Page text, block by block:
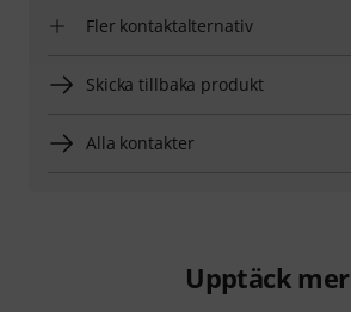
Fler kontaktalternativ
Skicka tillbaka produkt
Alla kontakter
Upptäck mer